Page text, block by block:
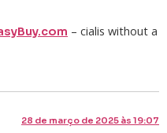
– cialis without a
28 de março de 2025 às 19:07